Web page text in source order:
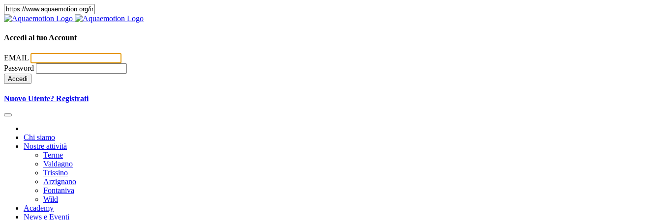
Accedi al tuo Account
EMAIL
Password
Accedi
Nuovo Utente? Registrati
Chi siamo
Nostre attività
Terme
Valdagno
Trissino
Arzignano
Fontaniva
Wild
Academy
News e Eventi